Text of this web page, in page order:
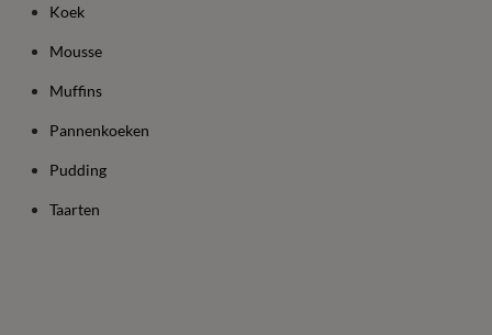
Koek
Mousse
Muffins
Pannenkoeken
Pudding
Taarten